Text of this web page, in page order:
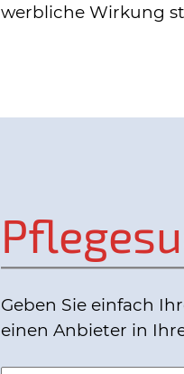
werbliche Wirkung
Geben Sie einfach
einen Anbieter in